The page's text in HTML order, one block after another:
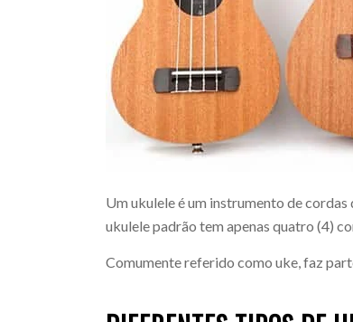
Um ukulele é um instrumento de
ukulele padrão tem apenas quatro (4)
Comumente referido como uke, faz